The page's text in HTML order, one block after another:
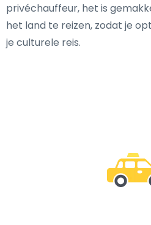
privéchauffeur, het is
het land te reizen, zodat je
je culturele reis.